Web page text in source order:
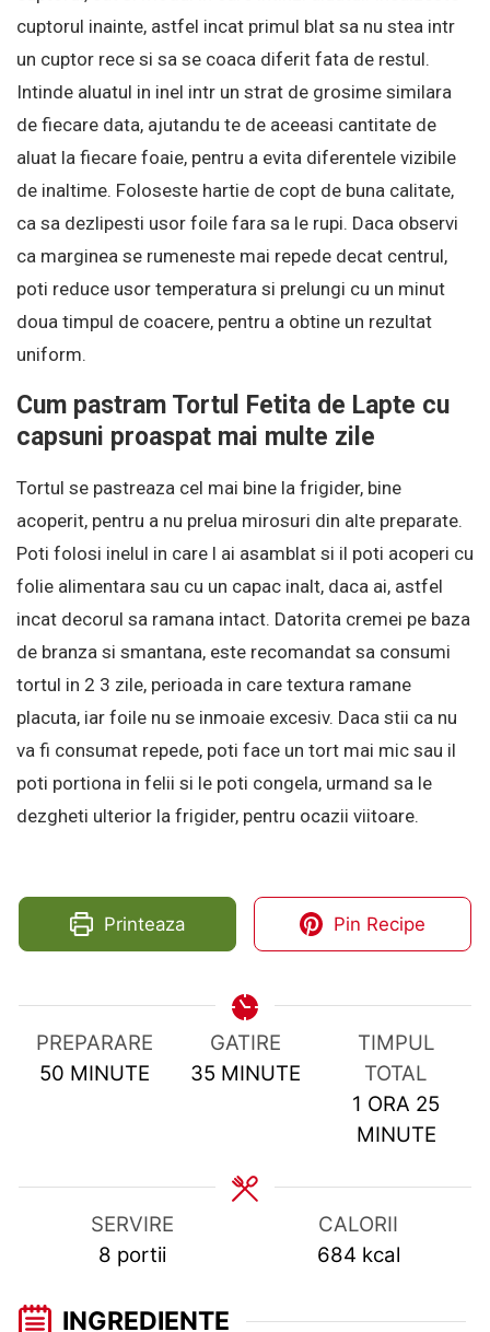
cuptorul inainte, astfel incat primul blat sa nu stea intr
un cuptor rece si sa se coaca diferit fata de restul.
Intinde aluatul in inel intr un strat de grosime similara
de fiecare data, ajutandu te de aceeasi cantitate de
aluat la fiecare foaie, pentru a evita diferentele vizibile
de inaltime. Foloseste hartie de copt de buna calitate,
ca sa dezlipesti usor foile fara sa le rupi. Daca observi
ca marginea se rumeneste mai repede decat centrul,
poti reduce usor temperatura si prelungi cu un minut
doua timpul de coacere, pentru a obtine un rezultat
uniform.
Cum pastram Tortul Fetita de Lapte cu
capsuni proaspat mai multe zile
Tortul se pastreaza cel mai bine la frigider, bine
acoperit, pentru a nu prelua mirosuri din alte preparate.
Poti folosi inelul in care l ai asamblat si il poti acoperi cu
folie alimentara sau cu un capac inalt, daca ai, astfel
incat decorul sa ramana intact. Datorita cremei pe baza
de branza si smantana, este recomandat sa consumi
tortul in 2 3 zile, perioada in care textura ramane
placuta, iar foile nu se inmoaie excesiv. Daca stii ca nu
va fi consumat repede, poti face un tort mai mic sau il
poti portiona in felii si le poti congela, urmand sa le
dezgheti ulterior la frigider, pentru ocazii viitoare.
Printeaza Pin Recipe
PREPARARE
50MINUTES
MINUTE
GATIRE
35MINUTES
MINUTE
TIMPUL
TOTAL
1 HOUR
ORA 25
MINUTE
SERVIRE
8 portii
CALORII
684 kcal
INGREDIENTE